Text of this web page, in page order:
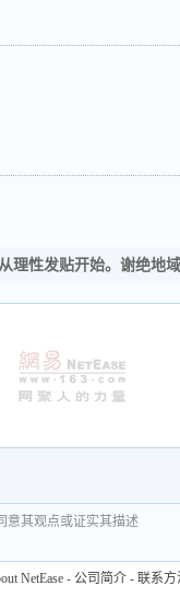
理性发贴开始。谢绝地
意其观点或证实其描述
NetEase - 公司简介 - 联系方